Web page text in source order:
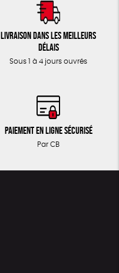
Livraison dans les meilleurs
délais
Sous 1 à 4 jours ouvrés
Paiement en ligne sécurisé
Par CB